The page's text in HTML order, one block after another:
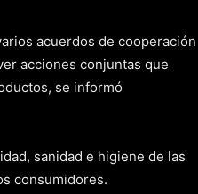
acuerdos de cooperación
acciones conjuntas que
se informó
sanidad e higiene de las
consumidores.